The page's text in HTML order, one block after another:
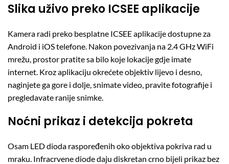
Slika uživo preko ICSEE aplikacije
Kamera radi preko besplatne ICSEE aplikacije dostupne za
Android i iOS telefone. Nakon povezivanja na 2.4 GHz WiFi
mrežu, prostor pratite sa bilo koje lokacije gdje imate
internet. Kroz aplikaciju okrećete objektiv lijevo i desno,
naginjete ga gore i dolje, snimate video, pravite fotografije i
pregledavate ranije snimke.
Noćni prikaz i detekcija pokreta
Osam LED dioda raspoređenih oko objektiva pokriva rad u
mraku. Infracrvene diode daju diskretan crno bijeli prikaz bez